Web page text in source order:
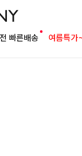
빠른배송 여름특
스